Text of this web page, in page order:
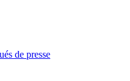
de presse